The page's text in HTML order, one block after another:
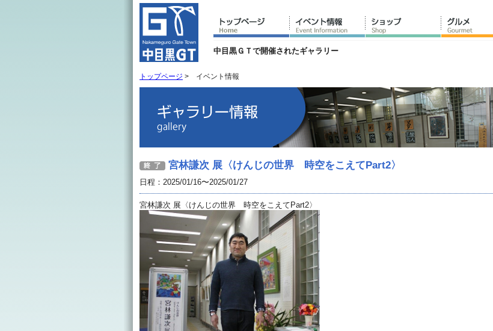
中目黒ＧＴで開催されたギャラリー
トップページ > イベント情報
宮林謙次 展〈けんじの世界 時空をこえてPart2〉
日程：2025/01/16〜2025/01/27
宮林謙次 展〈けんじの世界 時空をこえてPart2〉